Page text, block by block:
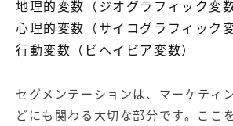
地理的変数（ジオグラフィック変数
心理的変数（サイコグラフィック変
行動変数（ビヘイビア変数）
セグメンテーションは、マーケティ
どにも関わる大切な部分です。ここ